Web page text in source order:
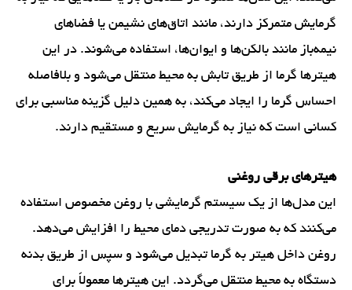
گرمایش متمرکز دارند، مانند اتاق‌های نشیمن یا فضاهای
نیمه‌باز مانند بالکن‌ها و ایوان‌ها، استفاده می‌شوند. در این
هیترها گرما از طریق تابش به محیط منتقل می‌شود و بلافاصله
احساس گرما را ایجاد می‌کند، به همین دلیل گزینه مناسبی برای
کسانی است که نیاز به گرمایش سریع و مستقیم دارند.
هیترهای برقی روغنی
این مدل‌ها از یک سیستم گرمایشی با روغن مخصوص استفاده
می‌کنند که به صورت تدریجی دمای محیط را افزایش می‌دهد.
روغن داخل هیتر به گرما تبدیل می‌شود و سپس از طریق بدنه
دستگاه به محیط منتقل می‌گردد. این هیترها معمولاً برای